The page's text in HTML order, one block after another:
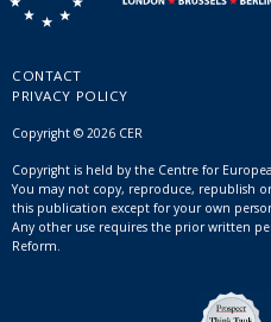
CONTACT
PRIVACY POLICY
Copyright © 2026 CER
Copyright is held by the Centre for
You may not copy, reproduce, republish
this publication except for your own
Any other use requires the prior written
Reform.